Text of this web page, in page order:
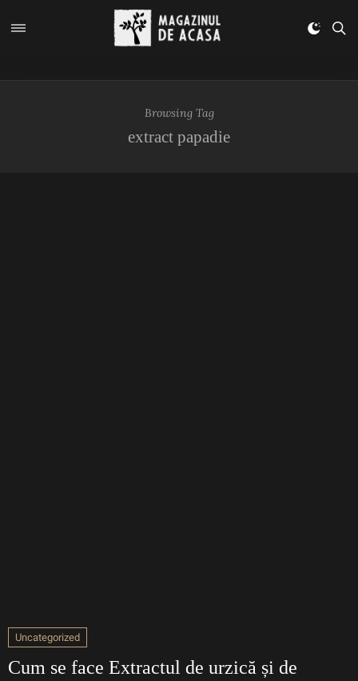
Browsing Tag
extract papadie
Uncategorized
Cum se face Extractul de urzică și de